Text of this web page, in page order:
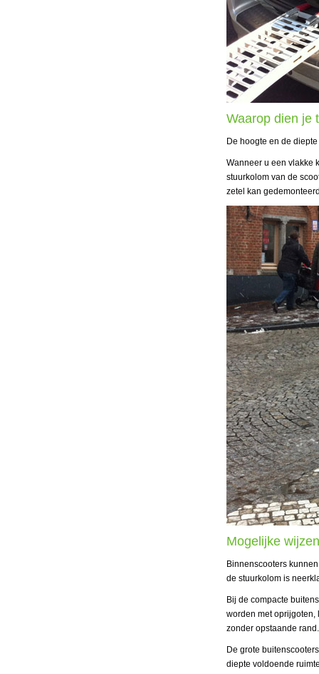
Waarop dien je
De hoogte en de
Wanneer u een vlakke
stuurkolom van de
zetel kan
Mogelijke
Binnenscooters
de stuurkolom is
Bij de compacte
worden met oprijgoten,
zonder opstaande rand.
De grote
diepte voldoende